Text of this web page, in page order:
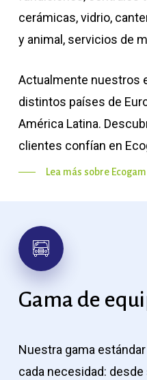
cerámicas, vidrio,
y animal, servicios de
Actualmente nuestros
distintos países de
América Latina.
clientes confían en
Lea más sobre Ecogam
Gama de
Nuestra gama
cada necesidad: